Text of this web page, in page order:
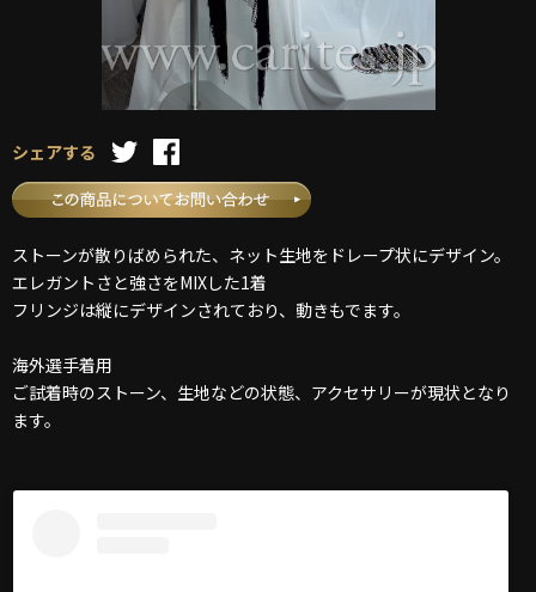
シェアする
ストーンが散りばめられた、ネット生地をドレープ状にデザイン。
エレガントさと強さをMIXした1着
フリンジは縦にデザインされており、動きもでます。
海外選手着用
ご試着時のストーン、生地などの状態、アクセサリーが現状となり
ます。